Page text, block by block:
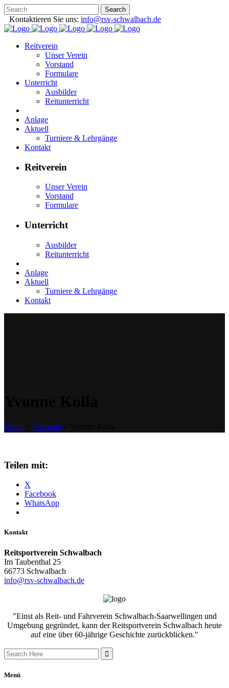
Kontaktieren Sie uns: info@rsv-schwalbach.de
Reitverein
Unser Verein
Vorstand
Formulare
Unterricht
Ausbilder
Reitunterricht
Anlage
Aktuell
Turniere & Lehrgänge
Kontakt
Reitverein
Unser Verein
Vorstand
Formulare
Unterricht
Ausbilder
Reitunterricht
Anlage
Aktuell
Turniere & Lehrgänge
Kontakt
Home Vorstand
Teilen mit:
X
Facebook
WhatsApp
Kontakt
Reitsportverein Schwalbach
Im Taubenthal 25
66773 Schwalbach
info@rsv-schwalbach.de
"Einst als Reit- und Fahrverein Schwalbach-Saarwellingen und
Umgebung gegründet, kann der Reitsportverein Schwalbach heute
auf eine über 60-jährige Geschichte zurückblicken."
Search
for:
Menü